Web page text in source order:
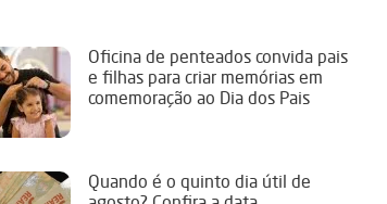
Oficina de penteados convida pais
e filhas para criar memórias em
comemoração ao Dia dos Pais
Quando é o quinto dia útil de